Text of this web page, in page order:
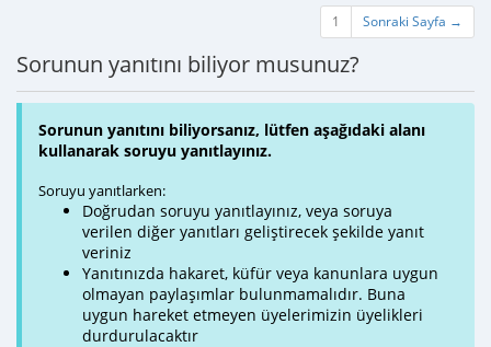
1 Sonraki Sayfa →
Sorunun yanıtını biliyor musunuz?
Sorunun yanıtını biliyorsanız, lütfen aşağıdaki alanı
kullanarak soruyu yanıtlayınız.
Soruyu yanıtlarken:
Doğrudan soruyu yanıtlayınız, veya soruya
verilen diğer yanıtları geliştirecek şekilde yanıt
veriniz
Yanıtınızda hakaret, küfür veya kanunlara uygun
olmayan paylaşımlar bulunmamalıdır. Buna
uygun hareket etmeyen üyelerimizin üyelikleri
durdurulacaktır